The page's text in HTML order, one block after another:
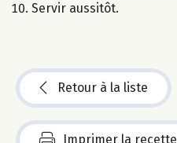
Servir aussitôt.
Retour à la liste
Imprimer la recette